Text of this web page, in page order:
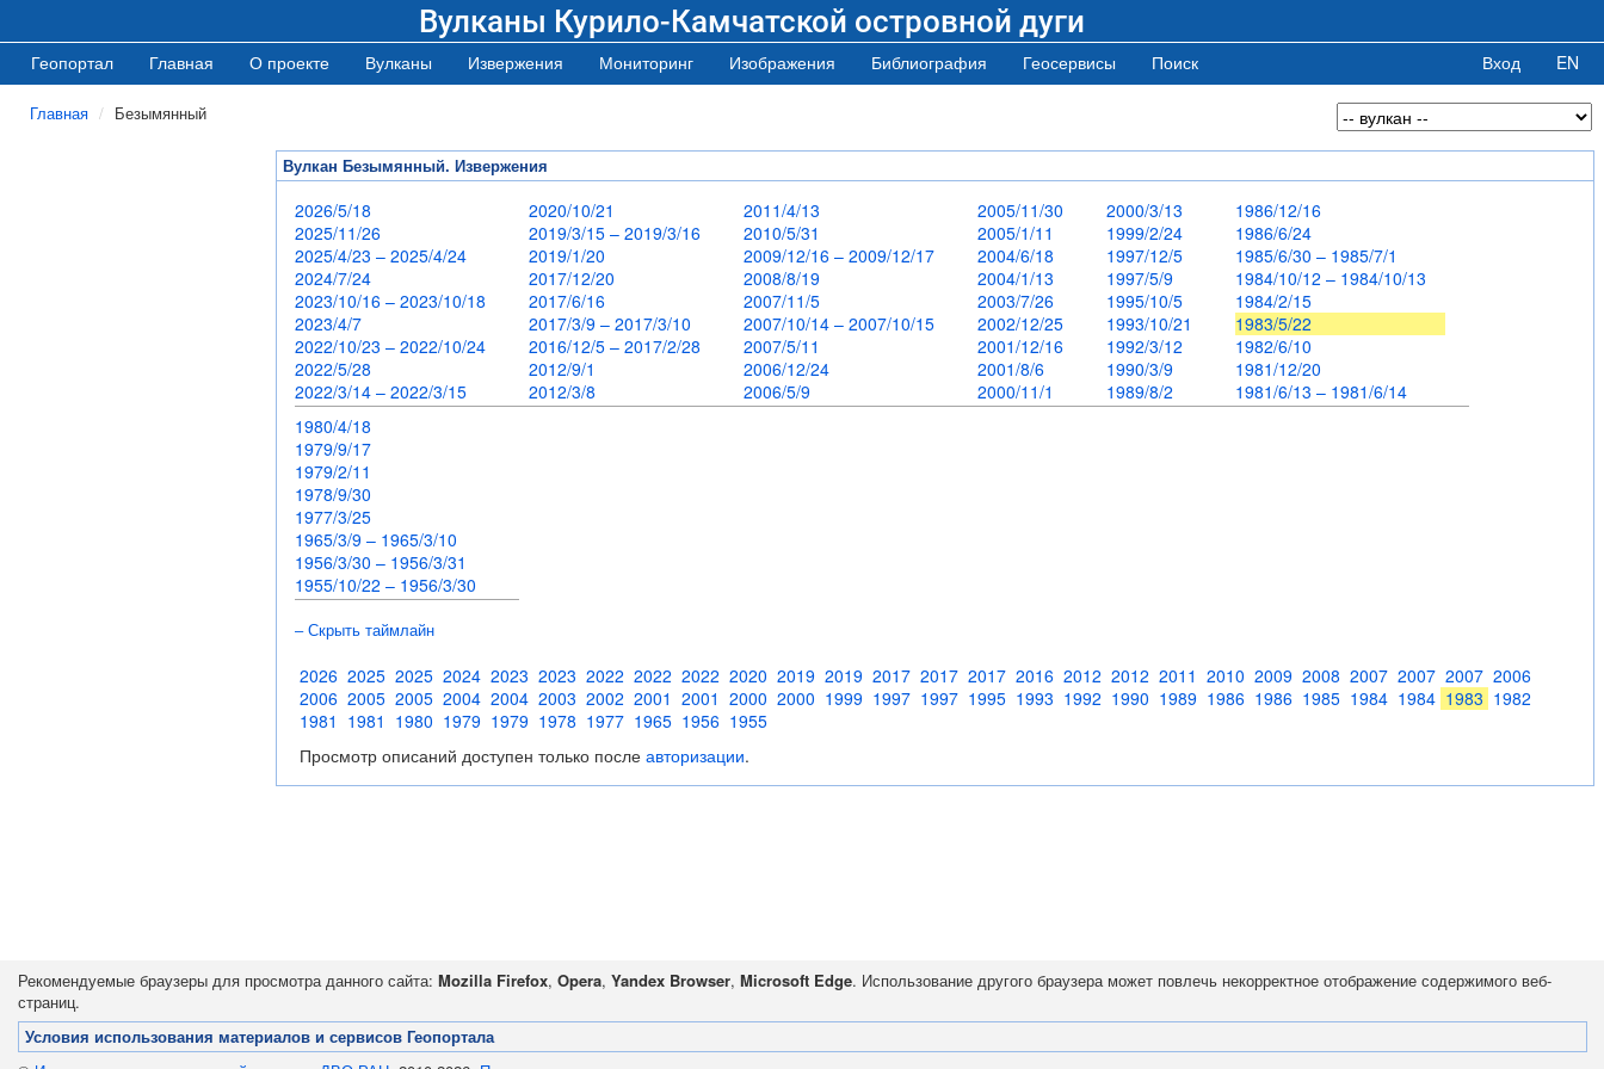
Вулканы Курило-Камчатской островной дуги
Геопортал Главная О проекте Вулканы Извержения Мониторинг Изображения Библиография Геосервисы Поиск Вход EN
Главная Безымянный
Вулкан Безымянный. Извержения
2026/5/18
2025/11/26
2025/4/23 – 2025/4/24
2024/7/24
2023/10/16 – 2023/10/18
2023/4/7
2022/10/23 – 2022/10/24
2022/5/28
2022/3/14 – 2022/3/15
2020/10/21
2019/3/15 – 2019/3/16
2019/1/20
2017/12/20
2017/6/16
2017/3/9 – 2017/3/10
2016/12/5 – 2017/2/28
2012/9/1
2012/3/8
2011/4/13
2010/5/31
2009/12/16 – 2009/12/17
2008/8/19
2007/11/5
2007/10/14 – 2007/10/15
2007/5/11
2006/12/24
2006/5/9
2005/11/30
2005/1/11
2004/6/18
2004/1/13
2003/7/26
2002/12/25
2001/12/16
2001/8/6
2000/11/1
2000/3/13
1999/2/24
1997/12/5
1997/5/9
1995/10/5
1993/10/21
1992/3/12
1990/3/9
1989/8/2
1986/12/16
1986/6/24
1985/6/30 – 1985/7/1
1984/10/12 – 1984/10/13
1984/2/15
1983/5/22
1982/6/10
1981/12/20
1981/6/13 – 1981/6/14
1980/4/18
1979/9/17
1979/2/11
1978/9/30
1977/3/25
1965/3/9 – 1965/3/10
1956/3/30 – 1956/3/31
1955/10/22 – 1956/3/30
– Скрыть таймлайн
2026 2025 2025 2024 2023 2023 2022 2022 2022 2020 2019 2019 2017 2017 2017 2016 2012 2012 2011 2010 2009 2008 2007 2007 2007 2006
2006 2005 2005 2004 2004 2003 2002 2001 2001 2000 2000 1999 1997 1997 1995 1993 1992 1990 1989 1986 1986 1985 1984 1984 1983 1982
1981 1981 1980 1979 1979 1978 1977 1965 1956 1955
Просмотр описаний доступен только после авторизации.
Рекомендуемые браузеры для просмотра данного сайта: Mozilla Firefox, Opera, Yandex Browser, Microsoft Edge. Использование другого браузера может повлечь некорректное отображение содержимого веб-
страниц.
Условия использования материалов и сервисов Геопортала